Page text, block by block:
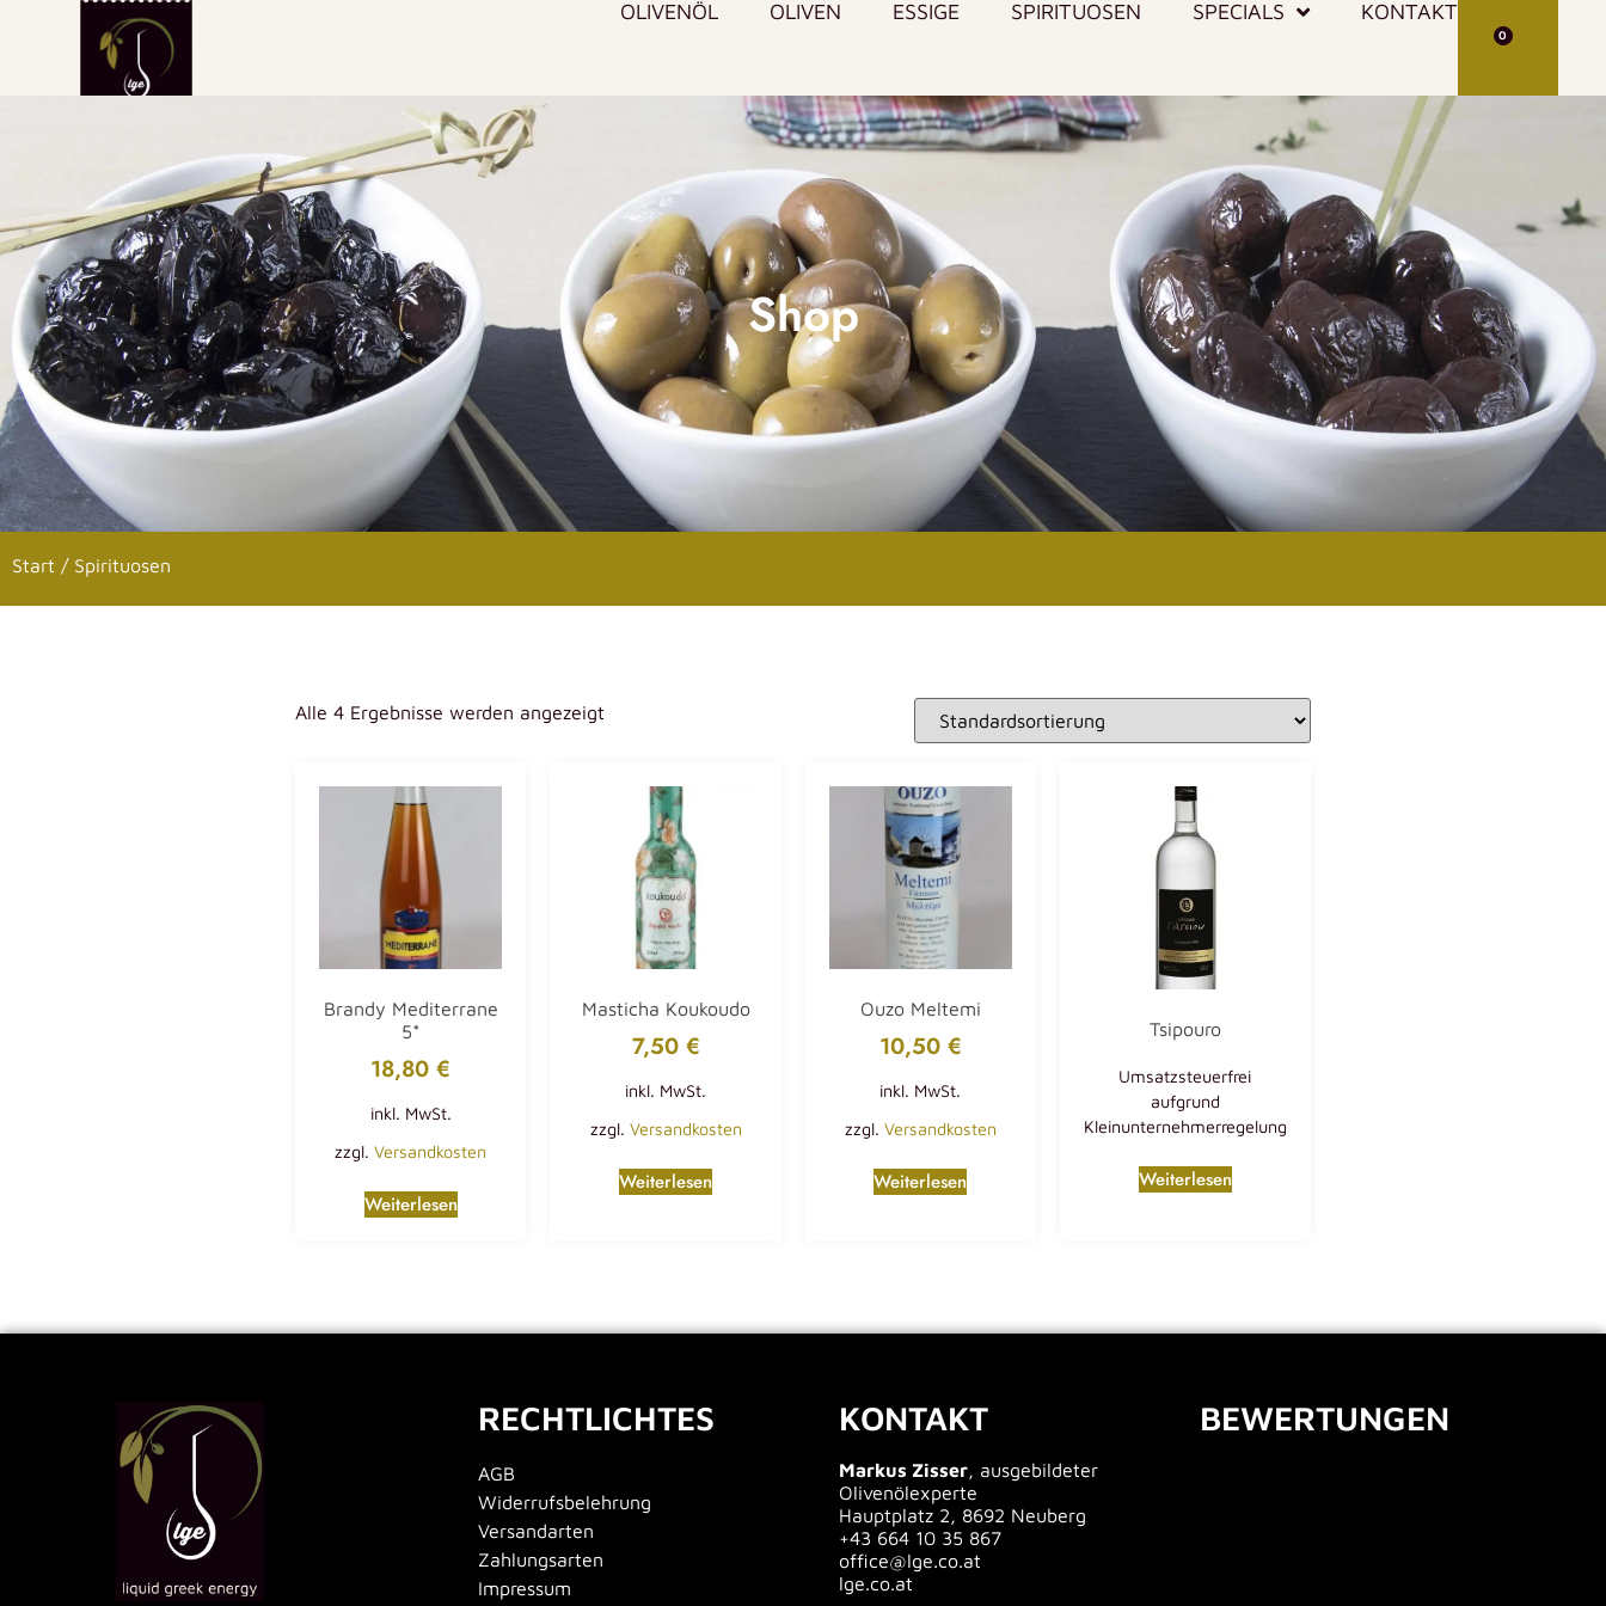
OLIVENÖL OLIVEN ESSIGE SPIRITUOSEN SPECIALS KONTAKT
0
Shop
Start / Spirituosen
Alle 4 Ergebnisse werden angezeigt
Brandy Mediterrane
5*
18,80€
inkl. MwSt.
zzgl.Versandkosten
Weiterlesen
Masticha Koukoudo
7,50 €
inkl. MwSt.
zzgl. Versandkosten
Weiterlesen
Ouzo Meltemi
10,50 €
inkl. MwSt.
zzgl. Versandkosten
Weiterlesen
Tsipouro
Umsatzsteuerfrei
aufgrund
Kleinunternehmerregelung
Weiterlesen
RECHTLICHTES
AGB
Widerrufsbelehrung
Versandarten
Zahlungsarten
Impressum
KONTAKT
Markus Zisser, ausgebildeter
Olivenölexperte
Hauptplatz 2, 8692 Neuberg
+43 664 10 35 867
office@lge.co.at
lge.co.at
BEWERTUNGEN